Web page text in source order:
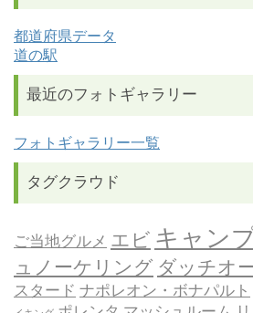
都道府県データ
道の駅
最近のフォトギャラリー
フォトギャラリー一覧
タグクラウド
ご当地グルメ エビ キャン
ュノーケリング ダッチオ
スタード ナポレオン・ボナパルト